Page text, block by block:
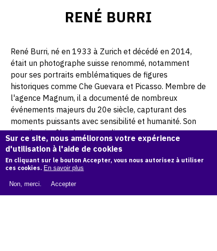
RENÉ BURRI
René Burri, né en 1933 à Zurich et décédé en 2014,
était un photographe suisse renommé, notamment
pour ses portraits emblématiques de figures
historiques comme Che Guevara et Picasso. Membre de
l'agence Magnum, il a documenté de nombreux
événements majeurs du 20e siècle, capturant des
moments puissants avec sensibilité et humanité. Son
travail, qui mêle photojournalisme et art, reste une
référence dans l'histoire de la photographie
contemporaine.
© Philipp Hugues Bonan photographe
Sur ce site, nous améliorons votre expérience
d'utilisation à l'aide de cookies
En cliquant sur le bouton Accepter, vous nous autorisez à utiliser
ces cookies. En savoir plus
Non, merci. Accepter